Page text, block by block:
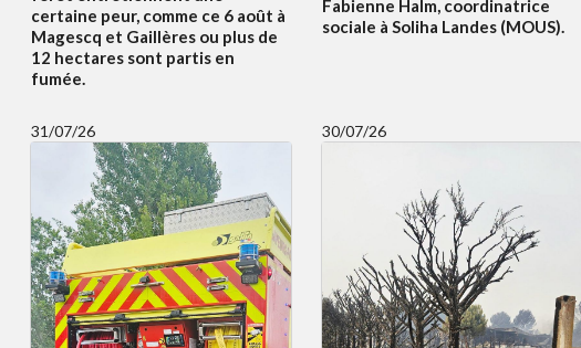
certaine peur, comme ce 6 août à
Magescq et Gaillères ou plus de
12 hectares sont partis en
fumée.
Fabienne Halm, coordinatrice
sociale à Soliha Landes (MOUS).
31/07/26 30/07/26